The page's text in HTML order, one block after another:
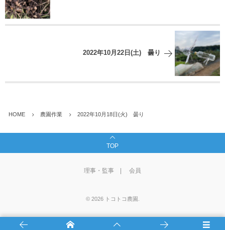
2022年10月22日(土) 曇り
HOME 農園作業 2022年10月18日(火) 曇り
TOP
理事・監事 会員
© 2026 トコトコ農園